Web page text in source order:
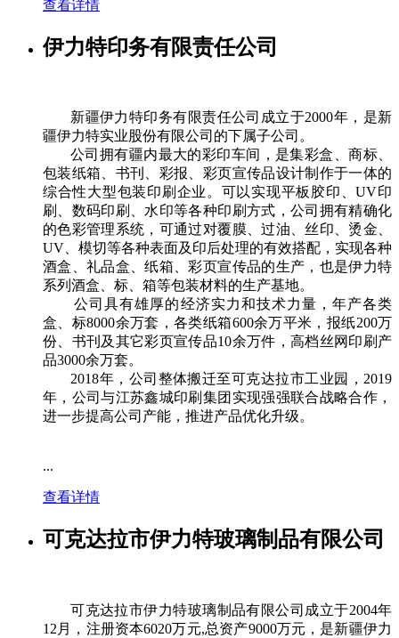
查看详情
伊力特印务有限责任公司
新疆伊力特印务有限责任公司成立于2000年，是新
疆伊力特实业股份有限公司的下属子公司。
公司拥有疆内最大的彩印车间，是集彩盒、商标、
包装纸箱、书刊、彩报、彩页宣传品设计制作于一体的
综合性大型包装印刷企业。可以实现平板胶印、UV印
刷、数码印刷、水印等各种印刷方式，公司拥有精确化
的色彩管理系统，可通过对覆膜、过油、丝印、烫金、
UV、模切等各种表面及印后处理的有效搭配，实现各种
酒盒、礼品盒、纸箱、彩页宣传品的生产，也是伊力特
系列酒盒、标、箱等包装材料的生产基地。
公司具有雄厚的经济实力和技术力量，年产各类
盒、标8000余万套，各类纸箱600余万平米，报纸200万
份、书刊及其它彩页宣传品10余万件，高档丝网印刷产
品3000余万套。
2018年，公司整体搬迁至可克达拉市工业园，2019
年，公司与江苏鑫城印刷集团实现强强联合战略合作，
进一步提高公司产能，推进产品优化升级。
...
查看详情
可克达拉市伊力特玻璃制品有限公司
可克达拉市伊力特玻璃制品有限公司成立于2004年
12月，注册资本6020万元,总资产9000万元，是新疆伊力